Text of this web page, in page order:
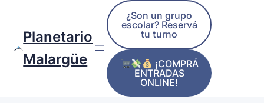
Planetario
Malargüe
¿Son un grupo
escolar? Reservá
tu turno
¡COMPRÁ
ENTRADAS
ONLINE!